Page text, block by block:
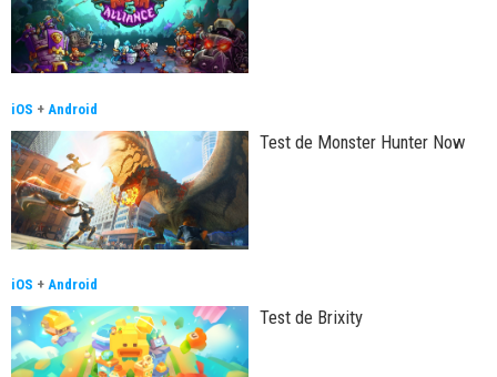
iOS + Android
Test de Monster Hunter Now
iOS + Android
Test de Brixity